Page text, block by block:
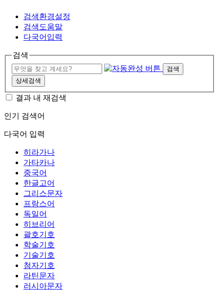
검색환경설정
검색도움말
다국어입력
검색
검색
상세검색
결과 내 재검색
인기 검색어
다국어 입력
히라가나
가타카나
중국어
한글고어
그리스문자
프랑스어
독일어
히브리어
괄호기호
학술기호
기술기호
첨자기호
라틴문자
러시아문자